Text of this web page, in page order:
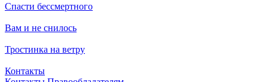
Спасти бессмертного
Вам и не снилось
Тростинка на ветру
Контакты